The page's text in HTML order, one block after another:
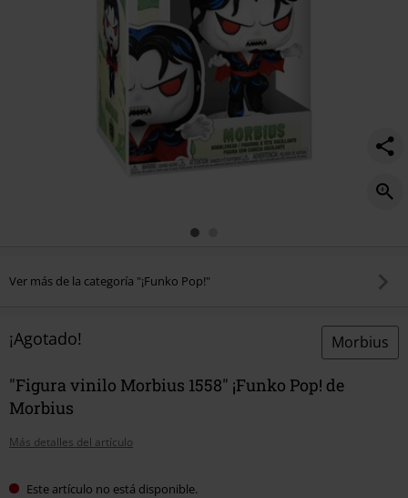
Ver más de la categoría "¡Funko Pop!"
¡Agotado! Morbius
"Figura vinilo Morbius 1558" ¡Funko Pop! de
Morbius
Más detalles del artículo
Este artículo no está disponible.